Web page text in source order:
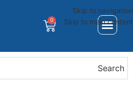
Skip to navigation
Skip to main content
0